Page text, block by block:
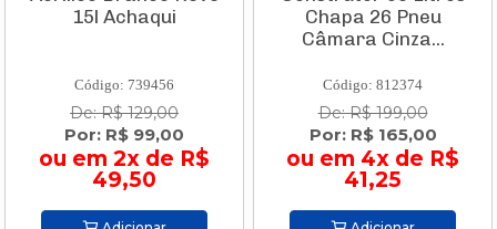
15l Achaqui
Código: 739456
De: R$ 129,00
Por: R$ 99,00
ou em 2x de R$
49,50
Chapa 26 Pneu
Câmara Cinza...
Código: 812374
De: R$ 199,00
Por: R$ 165,00
ou em 4x de R$
41,25